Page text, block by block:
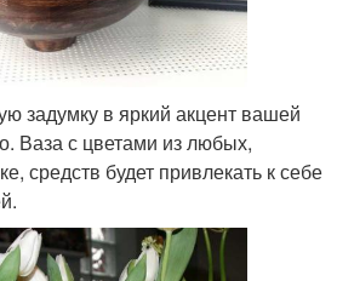
задумку в яркий акцент вашей
Ваза с цветами из любых,
средств будет привлекать к себе